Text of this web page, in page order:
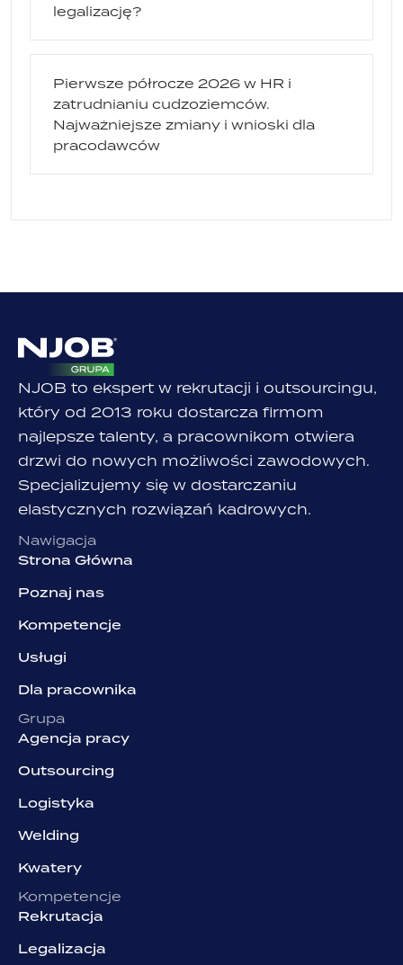
legalizację?
Pierwsze półrocze 2026 w HR i
zatrudnianiu cudzoziemców.
Najważniejsze zmiany i wnioski dla
pracodawców
NJOB to ekspert w rekrutacji i outsourcingu,
który od 2013 roku dostarcza firmom
najlepsze talenty, a pracownikom otwiera
drzwi do nowych możliwości zawodowych.
Specjalizujemy się w dostarczaniu
elastycznych rozwiązań kadrowych.
Nawigacja
Strona Główna
Poznaj nas
Kompetencje
Usługi
Dla pracownika
Grupa
Agencja pracy
Outsourcing
Logistyka
Welding
Kwatery
Kompetencje
Rekrutacja
Legalizacja